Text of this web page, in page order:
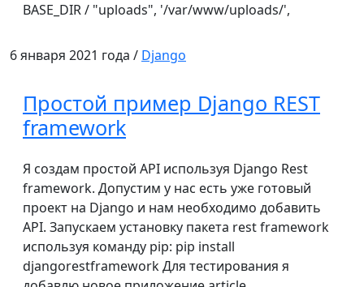
BASE_DIR / "uploads", '/var/www/uploads/',
6 января 2021 года / Django
Простой пример Django REST
framework
Я создам простой API используя Django Rest
framework. Допустим у нас есть уже готовый
проект на Django и нам необходимо добавить
API. Запускаем установку пакета rest framework
используя команду pip: pip install
djangorestframework Для тестирования я